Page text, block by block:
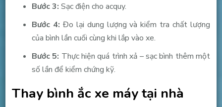
Bước 3: Sạc điện cho acquy.
Bước 4: Đo lại dung lượng và kiểm tra chất lượng
của bình lần cuối cùng khi lắp vào xe.
Bước 5: Thực hiện quá trình xả – sạc bình thêm một
số lần để kiểm chứng kỹ.
Thay bình ắc xe máy tại nhà